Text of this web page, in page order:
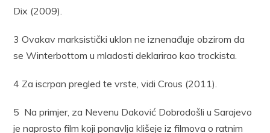
Dix (2009).
3 Ovakav marksistički uklon ne iznenađuje obzirom da
se Winterbottom u mladosti deklarirao kao trockista.
4 Za iscrpan pregled te vrste, vidi Crous (2011).
5 Na primjer, za Nevenu Daković Dobrodošli u Sarajevo
je naprosto film koji ponavlja klišeje iz filmova o ratnim